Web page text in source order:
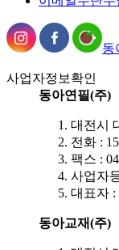
동
사업자정보확인
동아연필(주)
대전시
전화 :
팩스 :
사업자
대표자 :
동아교재(주)